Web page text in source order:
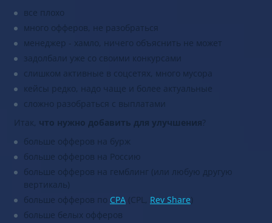
все плохо
много офферов, не разобраться
менеджер - хамло, ничего объяснить не может
задолбали уже со своими конкурсами
слишком активные в соцсетях, много мусора
кейсы редко, надо чаще и более актуальные
сложно разобраться с выплатами
Итак, что нужно добавить для улучшения?
больше офферов на бурж
больше офферов на Россию
больше офферов на гемблинг (или любую другую
вертикаль)
больше офферов по CPA (CPL, Rev Share)
больше белых офферов